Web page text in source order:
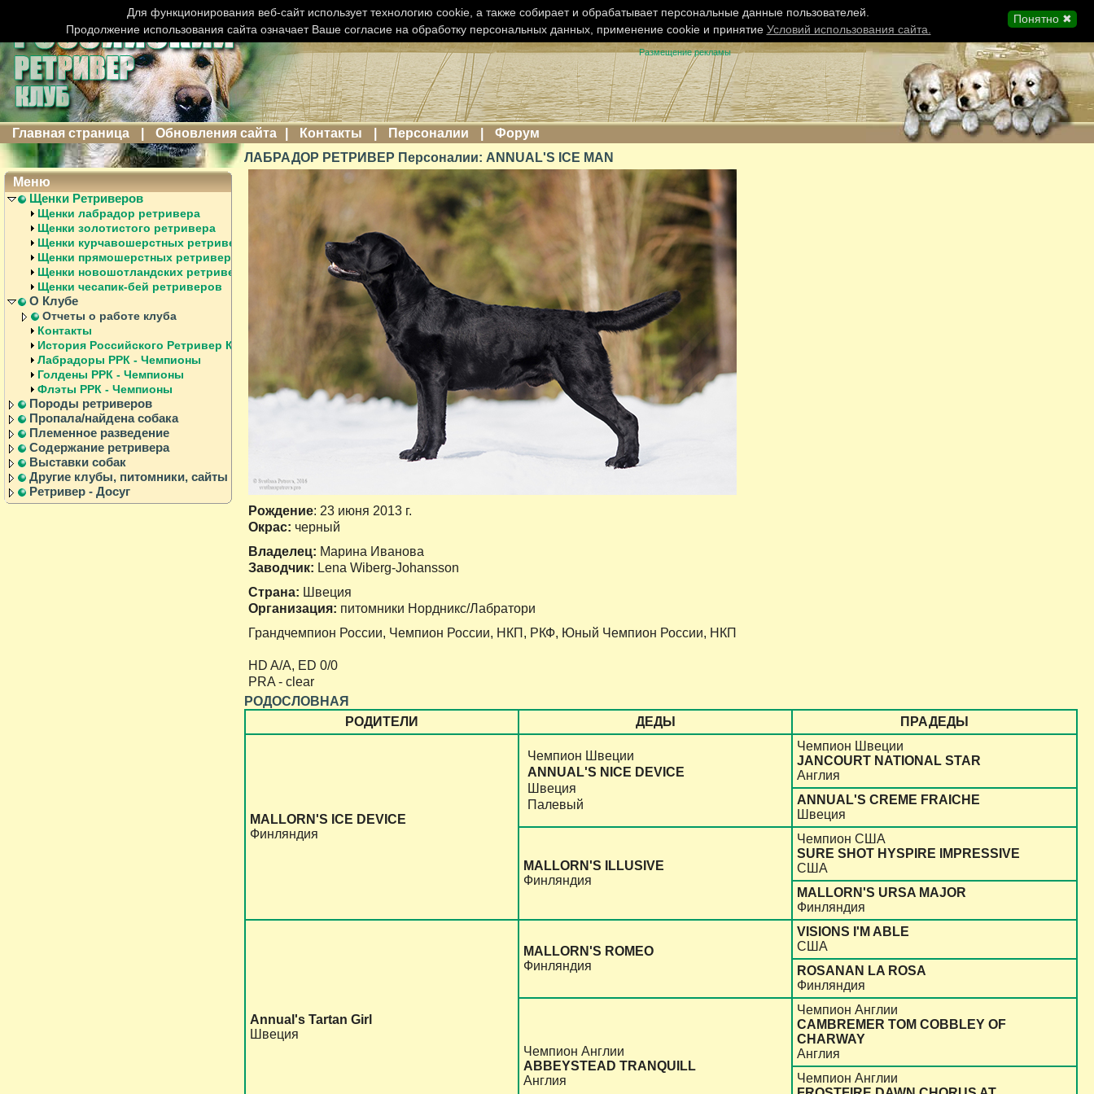
Размещение рекламы
Главная страница Обновления сайта Контакты Персоналии
Форум
ЛАБРАДОР РЕТРИВЕР Персоналии: ANNUAL'S ICE MAN
Рождение: 23 июня 2013 г.
Окрас: черный
Владелец: Марина Иванова
Заводчик: Lena Wiberg-Johansson
Cтрана: Швеция
Организация: питомники Нордникс/Лабратори
Грандчемпион России, Чемпион России, НКП, РКФ, Юный Чемпион России, НКП
HD A/A, ED 0/0
PRA - clear
РОДОСЛОВНАЯ
РОДИТЕЛИ
ДЕДЫ ПРАДЕДЫ
MALLORN'S ICE DEVICE
Финляндия
Чемпион Швеции
ANNUAL'S NICE DEVICE
Швеция
Палевый
Чемпион Швеции
JANCOURT NATIONAL STAR
Англия
ANNUAL'S CREME FRAICHE
Швеция
MALLORN'S ILLUSIVE
Финляндия
Чемпион США
SURE SHOT HYSPIRE IMPRESSIVE
США
MALLORN'S URSA MAJOR
Финляндия
Annual's Tartan Girl
Швеция
MALLORN'S ROMEO
Финляндия
VISIONS I'M ABLE
США
ROSANAN LA ROSA
Финляндия
Чемпион Англии
ABBEYSTEAD TRANQUILL
Англия
Чемпион Англии
CAMBREMER TOM COBBLEY OF
CHARWAY
Англия
Чемпион Англии
Меню
Щенки Ретриверов
Щенки лабрадор ретривера
Щенки золотистого ретривера
Щенки курчавошерстных ретриверов
Щенки прямошерстных ретриверов
Щенки новошотландских ретриверов
Щенки чесапик-бей ретриверов
О Клубе
Отчеты о работе клуба
Контакты
История Российского Ретривер Клуба
Лабрадоры РРК - Чемпионы
Голдены РРК - Чемпионы
Флэты РРК - Чемпионы
Породы ретриверов
Пропала/найдена собака
Племенное разведение
Содержание ретривера
Выставки собак
Другие клубы, питомники, сайты
Ретривер - Досуг
Понятно ✖
Для функционирования веб-сайт использует технологию cookie, а также собирает и обрабатывает персональные данные пользователей.
Продолжение использования сайта означает Ваше согласие на обработку персональных данных, применение cookie и принятие Условий использования сайта.